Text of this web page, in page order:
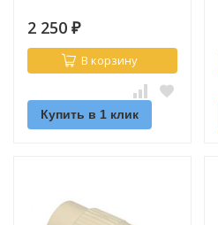
2 250 ₽
В корзину
Купить в 1 клик